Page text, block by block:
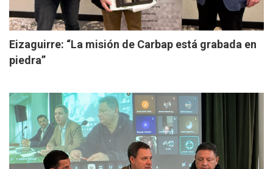
Eizaguirre: “La misión de Carbap está grabada en
piedra”